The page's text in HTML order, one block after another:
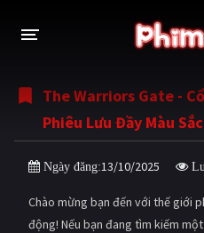
THỂ LOẠI
Thần thoại - Cổ trang
Tâm lý
Võ thuật - Kiếm hiệp
The Warriors Gate -
Phiêu Lưu Đầy Màu
Ngày đăng:13/10/2025
Chào mừng bạn đến với thế giới
động! Nếu bạn đang tìm kiếm